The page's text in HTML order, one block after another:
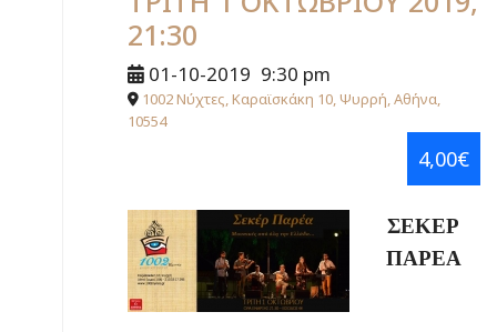
21:30
01-10-2019 9:30 pm
1002 Νύχτες, Καραϊσκάκη 10, Ψυρρή, Αθήνα,
10554
4,00€
ΣΕΚΕΡ
ΠΑΡΕΑ